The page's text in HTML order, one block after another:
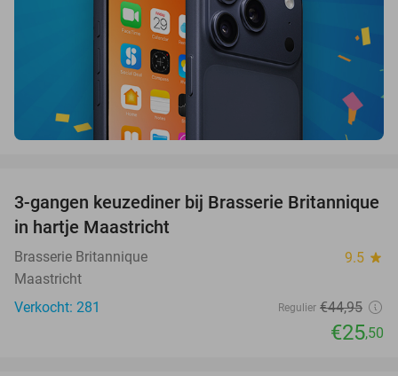
43%
3-gangen keuzediner bij Brasserie Britannique
in hartje Maastricht
Brasserie Britannique 9.5 star
Maastricht
Verkocht: 281
Regulier €44,95
€25,50